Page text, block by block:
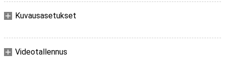
Kuvausasetukset
Videotallennus